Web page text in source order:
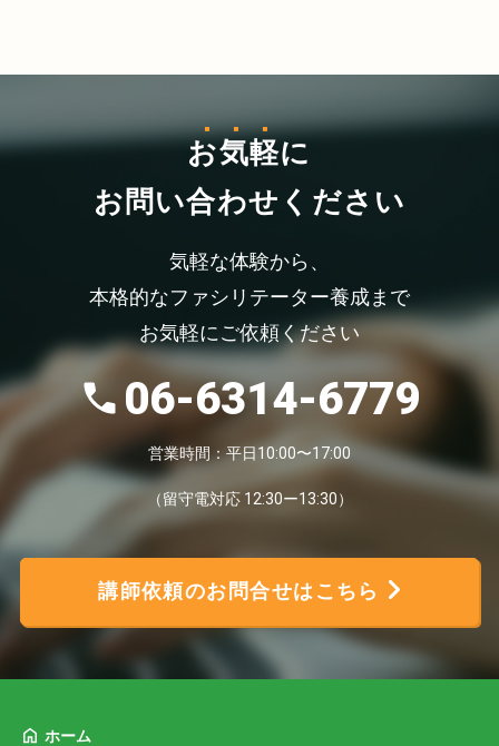
お気軽に
お問い合わせください
気軽な体験から、
本格的なファシリテーター養成まで
お気軽にご依頼ください
06-6314-6779
営業時間：平日10:00〜17:00
（留守電対応 12:30ー13:30）
講師依頼のお問合せはこちら
ホーム